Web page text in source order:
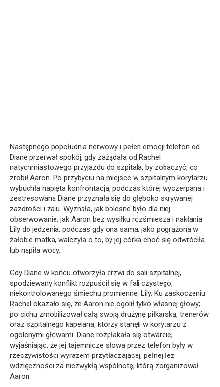
Następnego popołudnia nerwowy i pełen emocji telefon od
Diane przerwał spokój, gdy zażądała od Rachel
natychmiastowego przyjazdu do szpitala, by zobaczyć, co
zrobił Aaron. Po przybyciu na miejsce w szpitalnym korytarzu
wybuchła napięta konfrontacja, podczas której wyczerpana i
zestresowana Diane przyznała się do głęboko skrywanej
zazdrości i żalu. Wyznała, jak bolesne było dla niej
obserwowanie, jak Aaron bez wysiłku rozśmiesza i nakłania
Lily do jedzenia, podczas gdy ona sama, jako pogrążona w
żałobie matka, walczyła o to, by jej córka choć się odwróciła
lub napiła wody.
Gdy Diane w końcu otworzyła drzwi do sali szpitalnej,
spodziewany konflikt rozpuścił się w fali czystego,
niekontrolowanego śmiechu promiennej Lily. Ku zaskoczeniu
Rachel okazało się, że Aaron nie ogolił tylko własnej głowy;
po cichu zmobilizował całą swoją drużynę piłkarską, trenerów
oraz szpitalnego kapelana, którzy stanęli w korytarzu z
ogolonymi głowami. Diane rozpłakała się otwarcie,
wyjaśniając, że jej tajemnicze słowa przez telefon były w
rzeczywistości wyrazem przytłaczającej, pełnej łez
wdzięczności za niezwykłą wspólnotę, którą zorganizował
Aaron.